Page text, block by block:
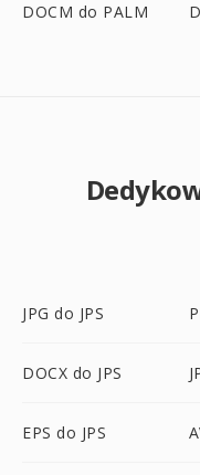
DOCM do PALM
JPG do JPS
DOCX do JPS
EPS do JPS